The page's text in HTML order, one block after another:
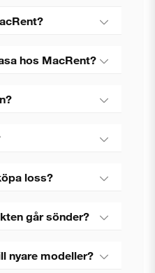
hos MacRent?
loss?
går sönder?
nyare modeller?